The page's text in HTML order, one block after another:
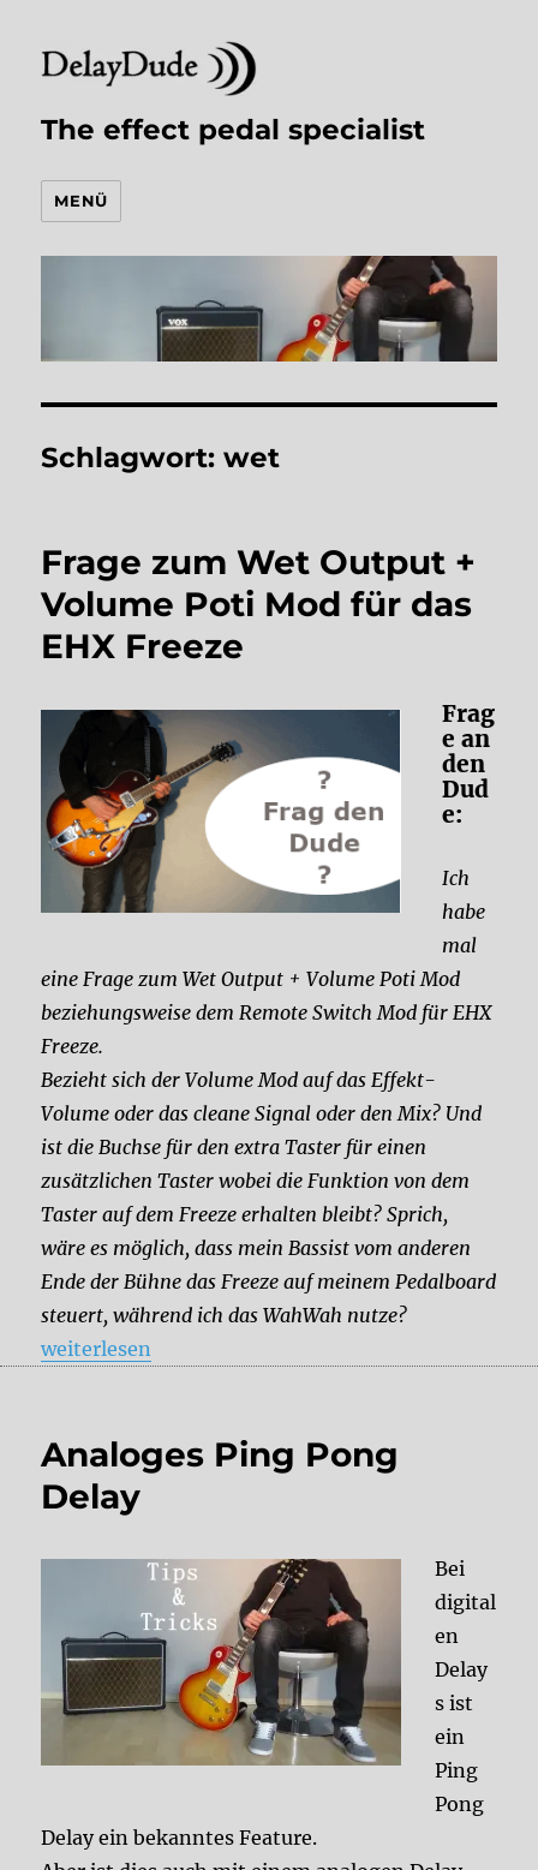
The effect pedal specialist
MENÜ
Schlagwort:wet
Frage zum Wet Output +
Volume Poti Mod für das
EHX Freeze
Frag
e an
den
Dud
e:
Ich
habe
mal
eine Frage zum Wet Output + Volume Poti Mod
beziehungsweise dem Remote Switch Mod für EHX
Freeze.
Bezieht sich der Volume Mod auf das Effekt-
Volume oder das cleane Signal oder den Mix? Und
ist die Buchse für den extra Taster für einen
zusätzlichen Taster wobei die Funktion von dem
Taster auf dem Freeze erhalten bleibt? Sprich,
wäre es möglich, dass mein Bassist vom anderen
Ende der Bühne das Freeze auf meinem Pedalboard
steuert, während ich das WahWah nutze?
„Frage zum Wet Output + Volume Poti Mod für das
weiterlesen
Analoges Ping Pong
Delay
Bei
digital
en
Delay
s ist
ein
Ping
Pong
Delay ein bekanntes Feature.